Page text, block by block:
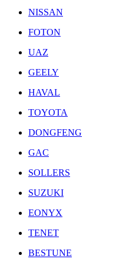
NISSAN
FOTON
UAZ
GEELY
HAVAL
TOYOTA
DONGFENG
GAC
SOLLERS
SUZUKI
EONYX
TENET
BESTUNE